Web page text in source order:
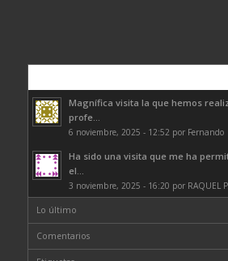
Magnífica visita la que hemos
profe...
6 noviembre, 2025 - 12:52 por Fernando
Ha sido una visita que me ha
el...
3 noviembre, 2025 - 16:20 por RAQUEL
Lo último
Comentarios